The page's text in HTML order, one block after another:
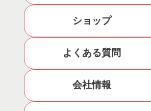
ショップ
よくある質問
会社情報